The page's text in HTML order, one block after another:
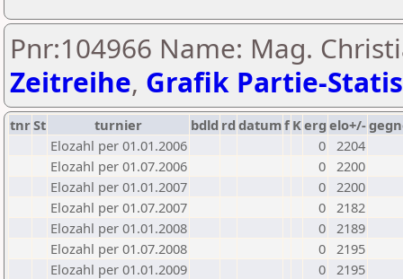
Pnr:104966 Name: Mag.
Zeitreihe, Grafik Partie-
tnrSt turnier bdld rd datumf Kerg elo+/-
Elozahl per 01.01.2006
0 2204
Elozahl per 01.07.2006
0 2200
Elozahl per 01.01.2007
0 2200
Elozahl per 01.07.2007
0 2182
Elozahl per 01.01.2008
0 2189
Elozahl per 01.07.2008
0 2195
Elozahl per 01.01.2009
0 2195